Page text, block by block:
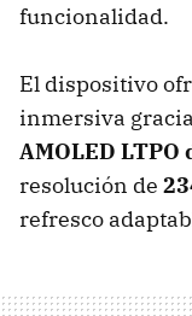
funcionalidad.
El dispositivo
inmersiva
AMOLED LTPO
resolución de
refresco